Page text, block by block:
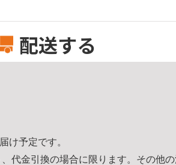
配送する
け予定です。
代金引換の場合に限ります。その他